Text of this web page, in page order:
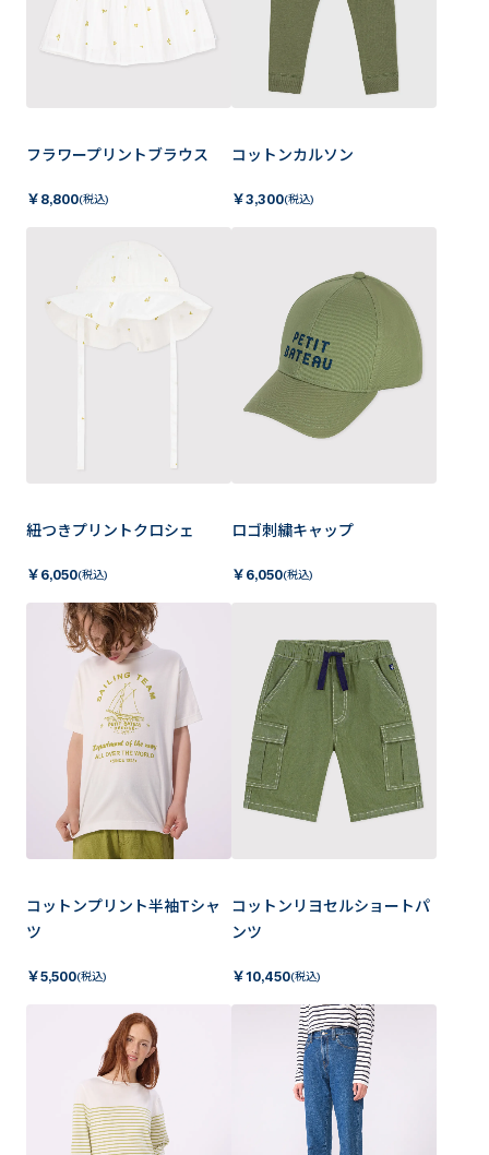
フラワープリントブラウス
￥ 8,800(税込)
コットンカルソン
￥3,300(税込)
紐つきプリントクロシェ
￥ 6,050(税込)
ロゴ刺繍キャップ
￥ 6,050(税込)
コットンプリント半袖Tシャ
ツ
￥5,500(税込)
コットンリヨセルショートパ
ンツ
￥10,450(税込)